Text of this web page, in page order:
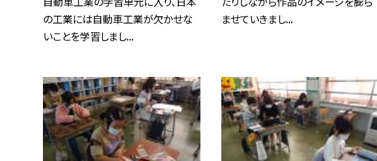
の工業には自動車工業が欠かせな
いことを学習しまし...
ませていきまし...